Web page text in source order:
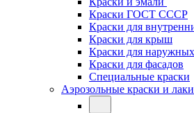
Краски ГОСТ СССР
Краски для
Краски для крыш
Краски для
Краски для фасадов
Специальные краски
Аэрозольные краски и лаки